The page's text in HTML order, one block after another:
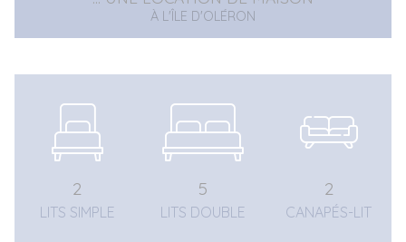
À L'ÎLE D'OLÉRON
2
LITS SIMPLE
5
LITS DOUBLE
2
CANAPÉS-LIT